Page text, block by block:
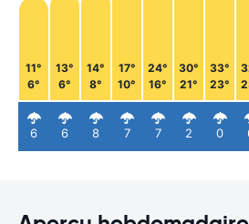
11°
6°
6
13°
6°
6
14°
8°
8
17°
10°
7
24°
16°
7
30°
21°
2
33°
23°
0